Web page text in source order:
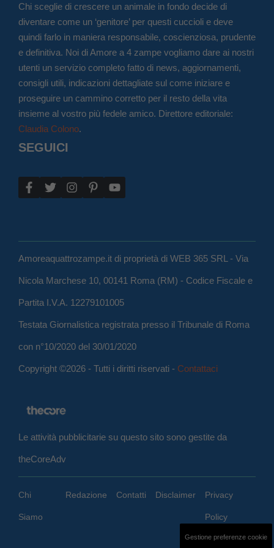
Chi sceglie di crescere un animale in fondo decide di
diventare come un ‘genitore’ per questi cuccioli e deve
quindi farlo in maniera responsabile, coscienziosa, prudente
e definitiva. Noi di Amore a 4 zampe vogliamo dare ai nostri
utenti un servizio completo fatto di news, aggiornamenti,
consigli utili, indicazioni dettagliate sul come iniziare e
proseguire un cammino corretto per il resto della vita
insieme al vostro più fedele amico. Direttore editoriale:
Claudia Colono.
SEGUICI
Amoreaquattrozampe.it di proprietà di WEB 365 SRL - Via
Nicola Marchese 10, 00141 Roma (RM) - Codice Fiscale e
Partita I.V.A. 12279101005
Testata Giornalistica registrata presso il Tribunale di Roma
con n°10/2020 del 30/01/2020
Copyright ©2026 - Tutti i diritti riservati - Contattaci
Le attività pubblicitarie su questo sito sono gestite da
theCoreAdv
Chi
Siamo
Redazione Contatti Disclaimer Privacy
Policy
Gestione preferenze cookie